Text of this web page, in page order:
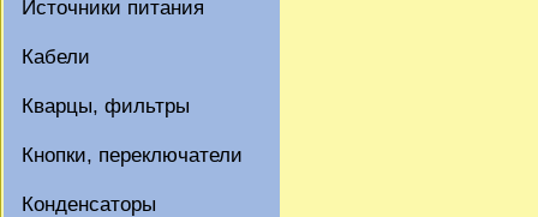
Источники питания
Кабели
Кварцы, фильтры
Кнопки, переключатели
Конденсаторы